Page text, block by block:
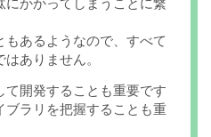
にかかってしまうことに繋
あるようなので、すべて
ありません。
て開発することも重要です
ブラリを把握することも重